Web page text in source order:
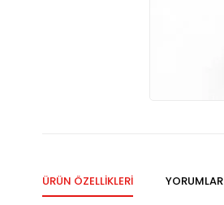
ÜRÜN ÖZELLIKLERI YORUMLAR